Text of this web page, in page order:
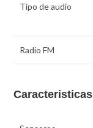
Tipo de audio
Radio FM
Caracteristicas